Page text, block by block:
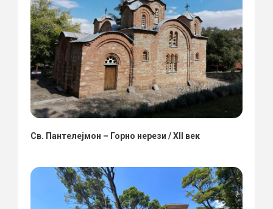
Св. Пантелејмон – Горно нерези / XII век